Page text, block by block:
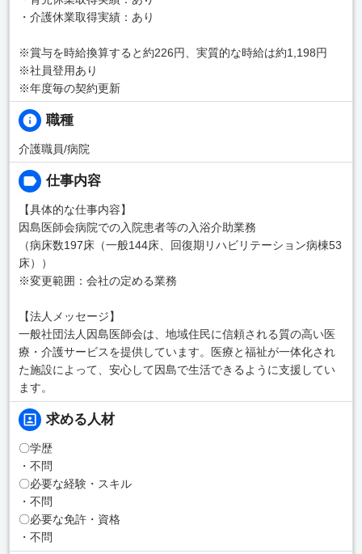
・介護休業取得実績：あり
※賞与を時給換算すると約226円、実質的な時給は約1,198円
※社員登用あり
※年度毎の契約更新
職種
介護職員/病院
仕事内容
【具体的な仕事内容】
因島医師会病院での入院患者等の入浴介助業務
（病床数197床（一般144床、回復期リハビリテーション病棟53
床））
※変更範囲：会社の定める業務
【法人メッセージ】
一般社団法人因島医師会は、地域住民に信頼される質の高い医
療・介護サービスを提供しています。医療と福祉が一体化され
た施設によって、安心して因島で生活できるように支援してい
ます。
求める人材
〇学歴
・不問
〇必要な経験・スキル
・不問
〇必要な免許・資格
・不問